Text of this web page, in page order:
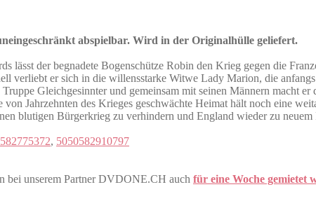
abspielbar. Wird in der Originalhülle geliefert.
lässt der begnadete Bogenschütze Robin den Krieg gegen die
verliebt er sich in die willensstarke Witwe Lady Marion, die
Gleichgesinnter und gemeinsam mit seinen Männern macht
Jahrzehnten des Krieges geschwächte Heimat hält noch eine
blutigen Bürgerkrieg zu verhindern und England wieder zu
, 5050582910797
unserem Partner DVDONE.CH auch für eine Woche gemietet